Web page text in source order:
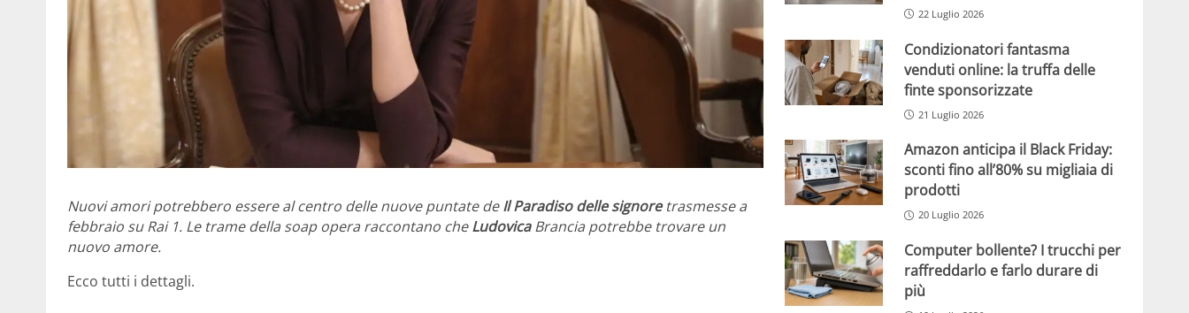
Nuovi amori potrebbero essere al centro delle nuove puntate deIl Paradiso delle signoretrasmesse a
febbraio su Rai 1. Le trame della soap opera raccontano cheLudovicaBrancia potrebbe trovare un
nuovo amore.
Ecco tutti i dettagli.
22 Luglio 2026
Condizionatori fantasma
venduti online: la truffa delle
finte sponsorizzate
21 Luglio 2026
Amazon anticipa il Black Friday:
sconti fino all’80% su migliaia di
prodotti
20 Luglio 2026
Computer bollente? I trucchi per
raffreddarlo e farlo durare di
più